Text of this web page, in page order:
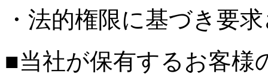
・法的権限に基づき要
■当社が保有するお客様